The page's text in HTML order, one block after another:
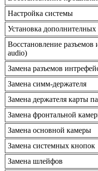
Настройка системы
Установка
Восстановление разъемов
audio)
Замена разъемов
Замена симм-держателя
Замена держателя карты
Замена фронтальной
Замена основной камеры
Замена системных кнопок
Замена шлейфов